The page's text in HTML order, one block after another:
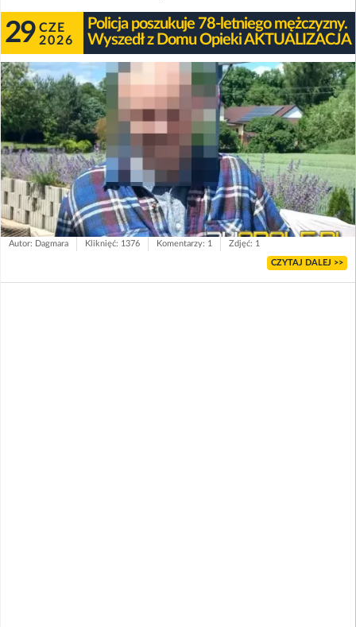
29 CZE
2026
Policja poszukuje 78-letniego mężczyzny.
Wyszedł z Domu Opieki AKTUALIZACJA
Autor: Dagmara Kliknięć: 1376 Komentarzy: 1 Zdjęć: 1
CZYTAJ DALEJ >>